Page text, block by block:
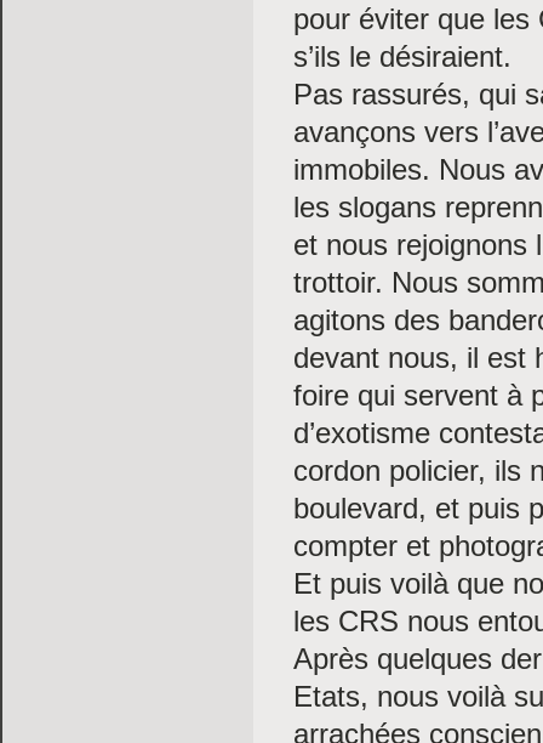
pour éviter que les
s’ils le désiraient.
Pas rassurés, qui
avançons vers
immobiles. Nous
les slogans
et nous rejoignons
trottoir. Nous
agitons des
devant nous, il est
foire qui servent à
d’exotisme
cordon policier, ils
boulevard, et puis
compter et
Et puis voilà que
les CRS nous
Après quelques
Etats, nous voilà
arrachées